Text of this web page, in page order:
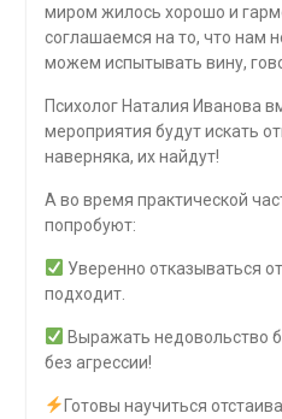
миром жилось хорошо и
соглашаемся на то, что нам
можем испытывать вину,
Психолог Наталия Иванова
мероприятия будут искать
наверняка, их найдут!
А во время практической
попробуют:
Уверенно отказываться
подходит.
Выражать недовольство
без агрессии!
Готовы научиться